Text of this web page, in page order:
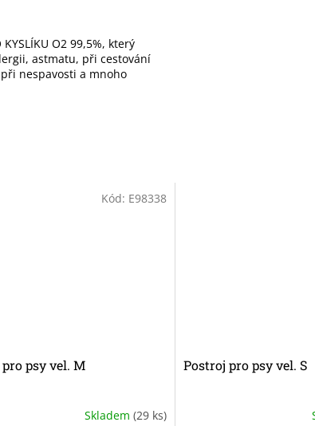
O2 99,5%, který
astmatu, při cestování
nespavosti a mnoho
psy vel. M
Skladem (29 ks)
Kód: E98338
Postroj pro psy vel. S